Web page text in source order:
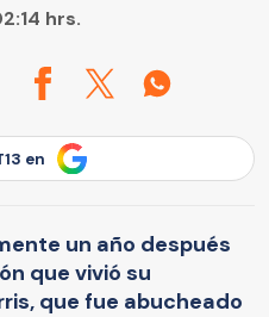
hrs.
en
un año después
que vivió su
que fue abucheado